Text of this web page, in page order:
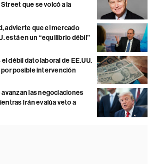
que se volcó a la
advierte que el mercado
está en un “equilibrio débil”
débil dato laboral de EE.UU.
por posible intervención
las negociaciones
Irán evalúa veto a